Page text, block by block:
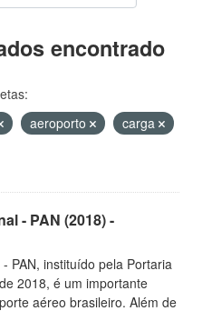
encontrado
aeroporto
carga
- PAN (2018) -
PAN, instituído pela Portaria
2018, é um importante
aéreo brasileiro. Além de